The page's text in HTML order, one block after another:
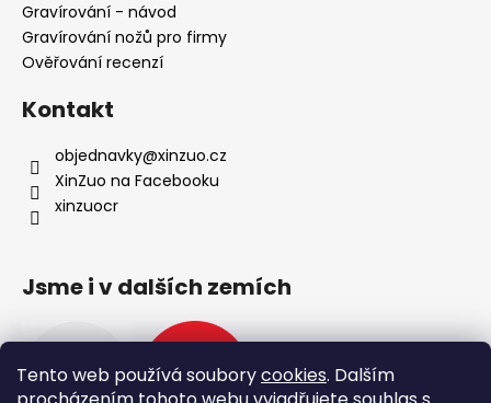
Tento web používá souborycookies. Dalším
Gravírování - návod
Gravírování nožů pro firmy
Ověřování recenzí
Kontakt
objednavky@xinzuo.cz
XinZuo na Facebooku
xinzuocr
Jsme i v dalších zemích